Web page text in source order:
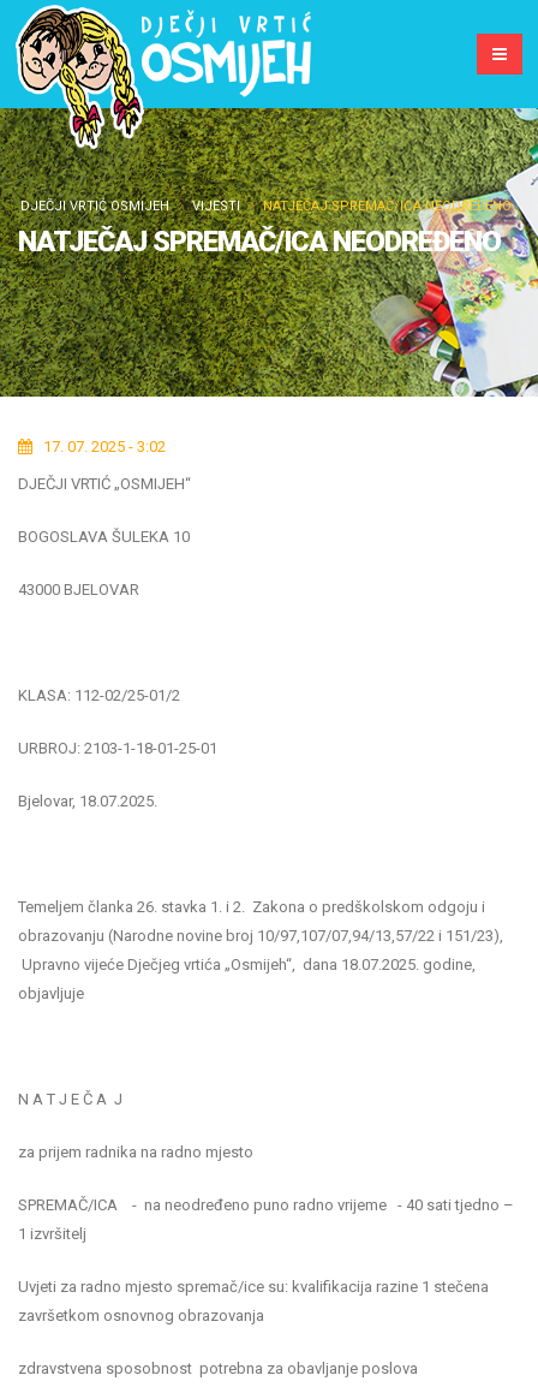
DJEČJI VRTIĆ OSMIJEH VIJESTI NATJEČAJ SPREMAČ/ICA NEODREĐENO
NATJEČAJ SPREMAČ/ICA NEODREĐENO
17. 07. 2025 - 3:02
DJEČJI VRTIĆ „OSMIJEH“
BOGOSLAVA ŠULEKA 10
43000 BJELOVAR
KLASA: 112-02/25-01/2
URBROJ: 2103-1-18-01-25-01
Bjelovar, 18.07.2025.
Temeljem članka 26. stavka 1. i 2. Zakona o predškolskom odgoju i
obrazovanju (Narodne novine broj 10/97,107/07,94/13,57/22 i 151/23),
Upravno vijeće Dječjeg vrtića „Osmijeh“, dana 18.07.2025. godine,
objavljuje
N A T J E Č A J
za prijem radnika na radno mjesto
SPREMAČ/ICA - na neodređeno puno radno vrijeme - 40 sati tjedno –
1 izvršitelj
Uvjeti za radno mjesto spremač/ice su: kvalifikacija razine 1 stečena
završetkom osnovnog obrazovanja
zdravstvena sposobnost potrebna za obavljanje poslova